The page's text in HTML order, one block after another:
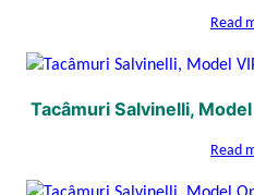
Read
Tacâmuri Salvinelli,
Read